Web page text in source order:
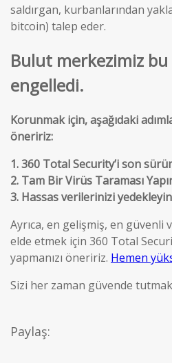
saldırgan, kurbanlarından
bitcoin) talep eder.
Bulut merkezimiz bu
engelledi.
Korunmak için, aşağıdaki
öneririz:
1.360 Total Security’i son
2. Tam Bir Virüs Taraması
3. Hassas verilerinizi yedekleyin
Ayrıca, en gelişmiş, en güvenli
elde etmek için 360 Total
yapmanızı öneririz. Hemen
Sizi her zaman güvende
Paylaş: